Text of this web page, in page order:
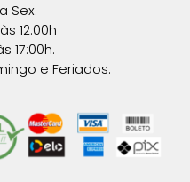
Sex.
12:00h
17:00h.
e Feriados.